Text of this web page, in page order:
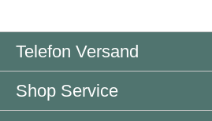
Telefon Versand
Shop Service